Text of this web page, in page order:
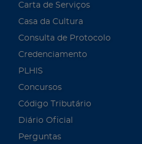
Carta de Serviços
Casa da Cultura
Consulta de Protocolo
Credenciamento
PLHIS
Concursos
Código Tributário
Diário Oficial
Perguntas